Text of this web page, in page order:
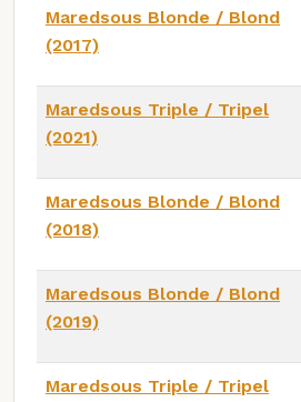
Maredsous Blonde / Blond
(2017)
Maredsous Triple / Tripel
(2021)
Maredsous Blonde / Blond
(2018)
Maredsous Blonde / Blond
(2019)
Maredsous Triple / Tripel